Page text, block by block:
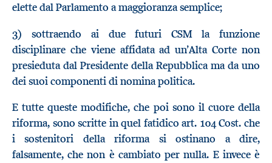
elette dal Parlamento a maggioranza semplice;
3) sottraendo ai due futuri CSM la funzione
disciplinare che viene affidata ad un’Alta Corte non
presieduta dal Presidente della Repubblica ma da uno
dei suoi componenti di nomina politica.
E tutte queste modifiche, che poi sono il cuore della
riforma, sono scritte in quel fatidico art. 104 Cost. che
i sostenitori della riforma si ostinano a dire,
falsamente, che non è cambiato per nulla. E invece è